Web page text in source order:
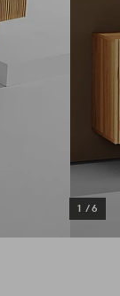
1 /6